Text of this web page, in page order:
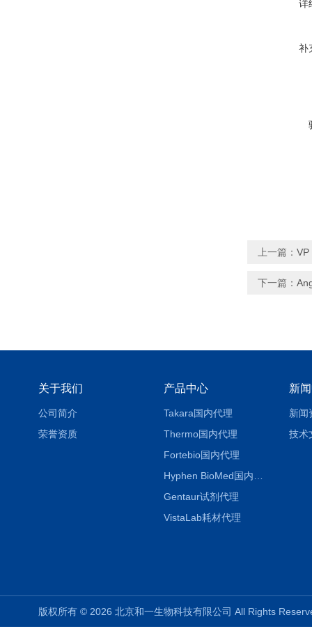
详
补
上一篇： VP
下一篇：
关于我们
公司简介
荣誉资质
产品中心
Takara国内代理
Thermo国内代理
Fortebio国内代理
Gentaur试剂代理
VistaLab耗材代理
新
新闻
技术
版权所有 © 2026 北京和一生物科技有限公司 All Rights